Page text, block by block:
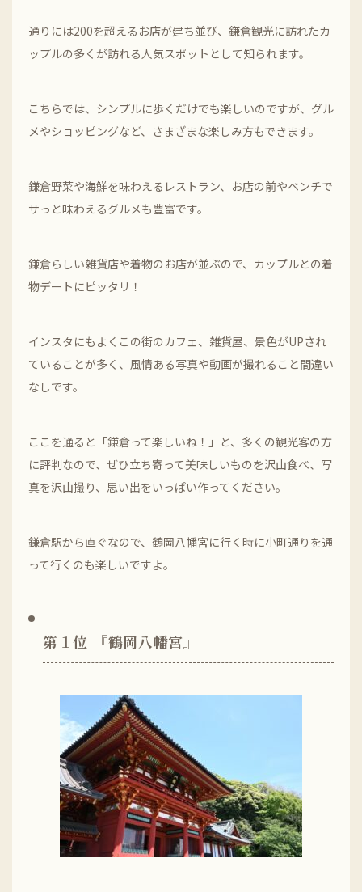
通りには200を超えるお店が建ち並び、鎌倉観光に訪れたカ
ップルの多くが訪れる人気スポットとして知られます。
こちらでは、シンプルに歩くだけでも楽しいのですが、グル
メやショッピングなど、さまざまな楽しみ方もできます。
鎌倉野菜や海鮮を味わえるレストラン、お店の前やベンチで
サっと味わえるグルメも豊富です。
鎌倉らしい雑貨店や着物のお店が並ぶので、カップルとの着
物デートにピッタリ！
インスタにもよくこの街のカフェ、雑貨屋、景色がUPされ
ていることが多く、風情ある写真や動画が撮れること間違い
なしです。
ここを通ると「鎌倉って楽しいね！」と、多くの観光客の方
に評判なので、ぜひ立ち寄って美味しいものを沢山食べ、写
真を沢山撮り、思い出をいっぱい作ってください。
鎌倉駅から直ぐなので、鶴岡八幡宮に行く時に小町通りを通
って行くのも楽しいですよ。
第１位 『鶴岡八幡宮』